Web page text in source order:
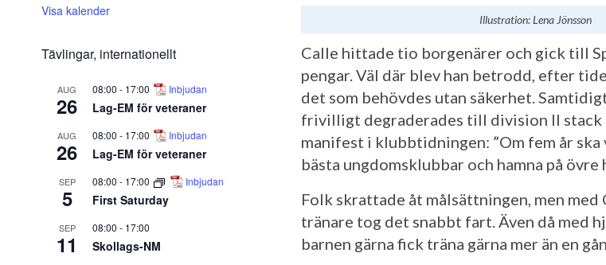
Visa kalender
Tävlingar, internationellt
AUG
26
08:00 - 17:00 Inbjudan
Lag-EM för veteraner
AUG
26
08:00 - 17:00 Inbjudan
Lag-EM för veteraner
SEP
5
08:00 - 17:00 Inbjudan
First Saturday
SEP
11
08:00 - 17:00
Skollags-NM
Illustration: Lena Jönsson
Calle hittade tio borgenärer och gick till
pengar. Väl där blev han betrodd, efter
det som behövdes utan säkerhet.
frivilligt degraderades till division II stack
manifest i klubbtidningen: ”Om fem år ska
bästa ungdomsklubbar och hamna på övre
Folk skrattade åt målsättningen, men
tränare tog det snabbt fart. Även då med
barnen gärna fick träna gärna mer än en